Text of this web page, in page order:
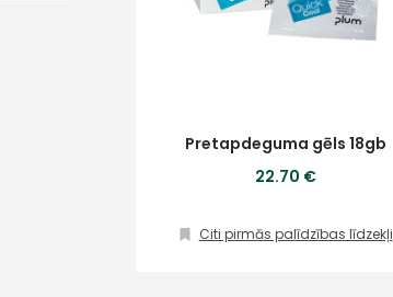
Pretapdeguma gēls 18gb
22.70 €
Citi pirmās palīdzības līdzekļi